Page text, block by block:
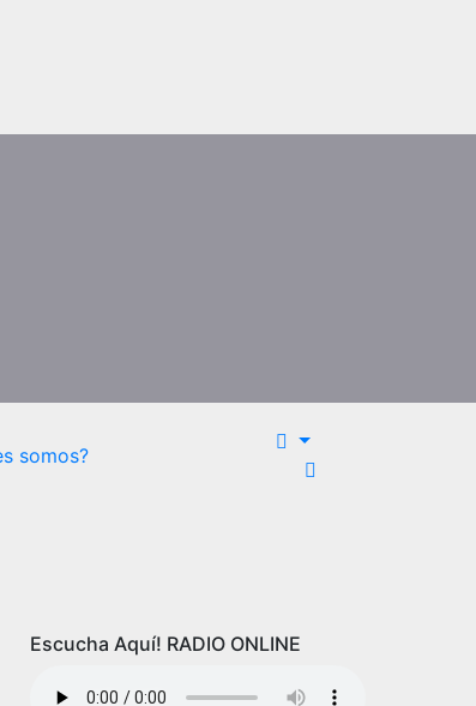
somos?
Escucha Aquí! RADIO ONLINE